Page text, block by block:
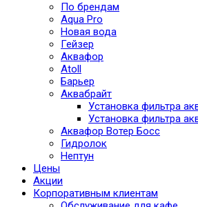
По брендам
Aqua Pro
Новая вода
Гейзер
Аквафор
Atoll
Барьер
Аквабрайт
Установка фильтра
Установка фильтра
Аквафор Вотер Босс
Гидролок
Нептун
Цены
Акции
Корпоративным клиентам